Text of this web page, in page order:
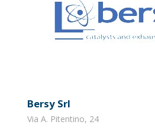
Bersy Srl
Via A. Pitentino, 24